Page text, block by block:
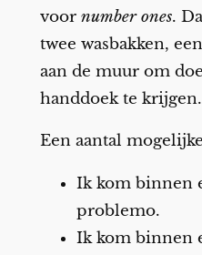
voor number ones.
twee wasbakken,
aan de muur om
handdoek te krijgen.
Een aantal
Ik kom binnen
problemo.
Ik kom binnen